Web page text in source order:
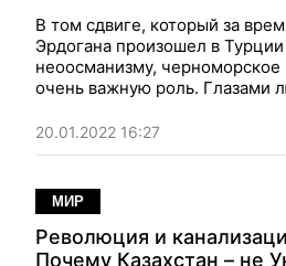
В том сдвиге, который за
Эрдогана произошел в
неоосманизму, черноморское
очень важную роль. Глазами
просто новый этап все тех же
войн, которые велись
20.01.2022 16:27
МИР
Революция и
Почему Казахстан – не